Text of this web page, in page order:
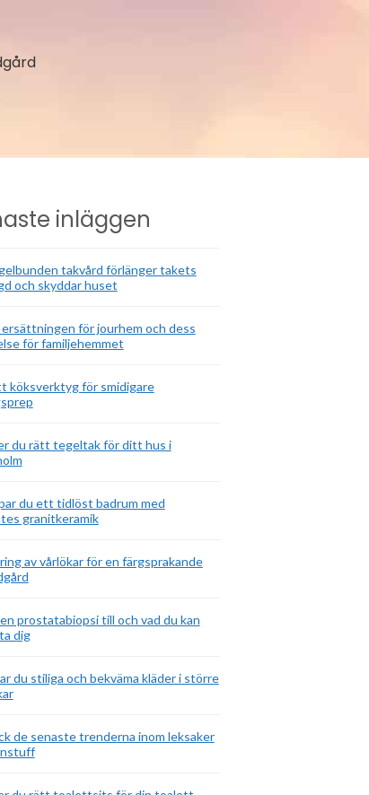
inläggen
takvård förlänger takets
och skyddar huset
för jourhem och dess
för familjehemmet
köksverktyg för smidigare
du rätt tegeltak för ditt hus i
du ett tidlöst badrum med
granitkeramik
av vårlökar för en färgsprakande
prostatabiopsi till och vad du kan
dig
du stiliga och bekväma kläder i större
de senaste trenderna inom leksaker